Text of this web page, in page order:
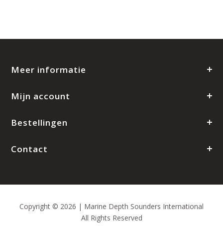
Meer informatie
Mijn account
Bestellingen
Contact
Copyright © 2026 | Marine Depth Sounders International
All Rights Reserved